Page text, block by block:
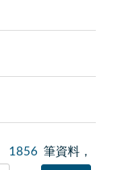
1856 筆資料，